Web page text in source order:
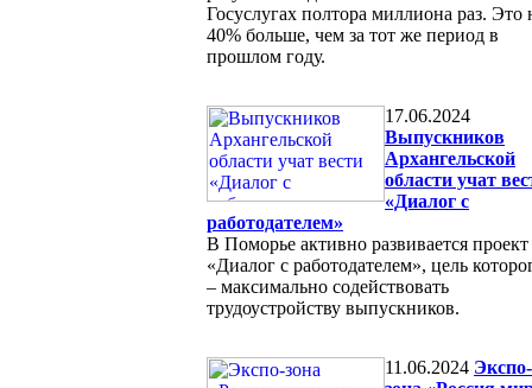
Госуслугах полтора миллиона раз. Это
40% больше, чем за тот же период в
прошлом году.
17.06.2024
Выпускников
Архангельской
области учат
«Диалог с
работодателем»
В Поморье активно развивается проект
«Диалог с работодателем», цель
– максимально содействовать
трудоустройству выпускников.
11.06.2024 Экспо-